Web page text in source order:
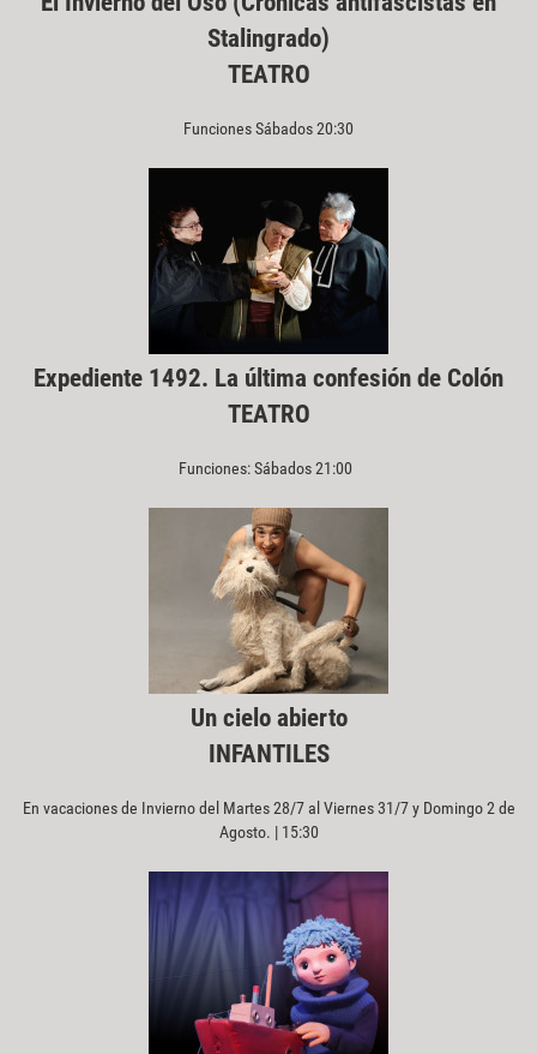
Stalingrado)
TEATRO
Funciones Sábados 20:30
Expediente 1492. La última confesión de Colón
TEATRO
Funciones: Sábados 21:00
Un cielo abierto
INFANTILES
En vacaciones de Invierno del Martes 28/7 al Viernes 31/7 y Domingo 2 de
Agosto. | 15:30